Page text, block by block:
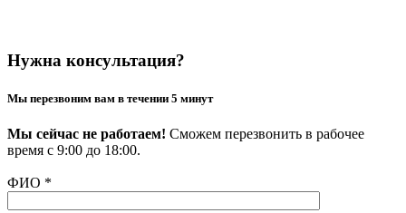
Нужна консультация?
Мы перезвоним вам в течении 5 минут
Мы сейчас не работаем! Сможем перезвонить в рабочее
время с 9:00 до 18:00.
ФИО *